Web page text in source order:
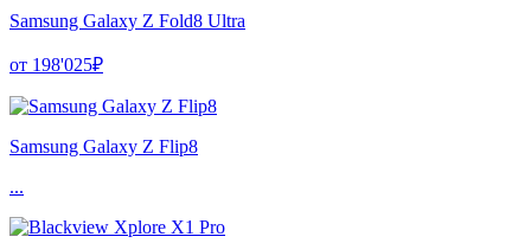
Samsung Galaxy Z Fold8 Ultra
от 198'025₽
Samsung Galaxy Z Flip8
...